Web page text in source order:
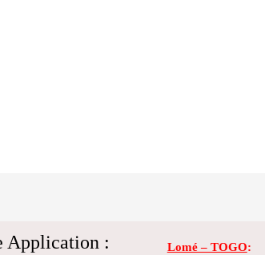
Application : Lomé – TOGO: